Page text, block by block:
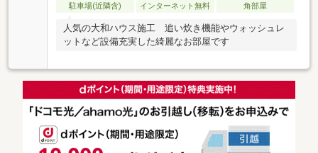
駐車場(近隣含)
インターネット無料 角部屋
人気の大和ハウス施工 追い炊き機能やウォッシュレ
ットなど設備充実した綺麗なお部屋です